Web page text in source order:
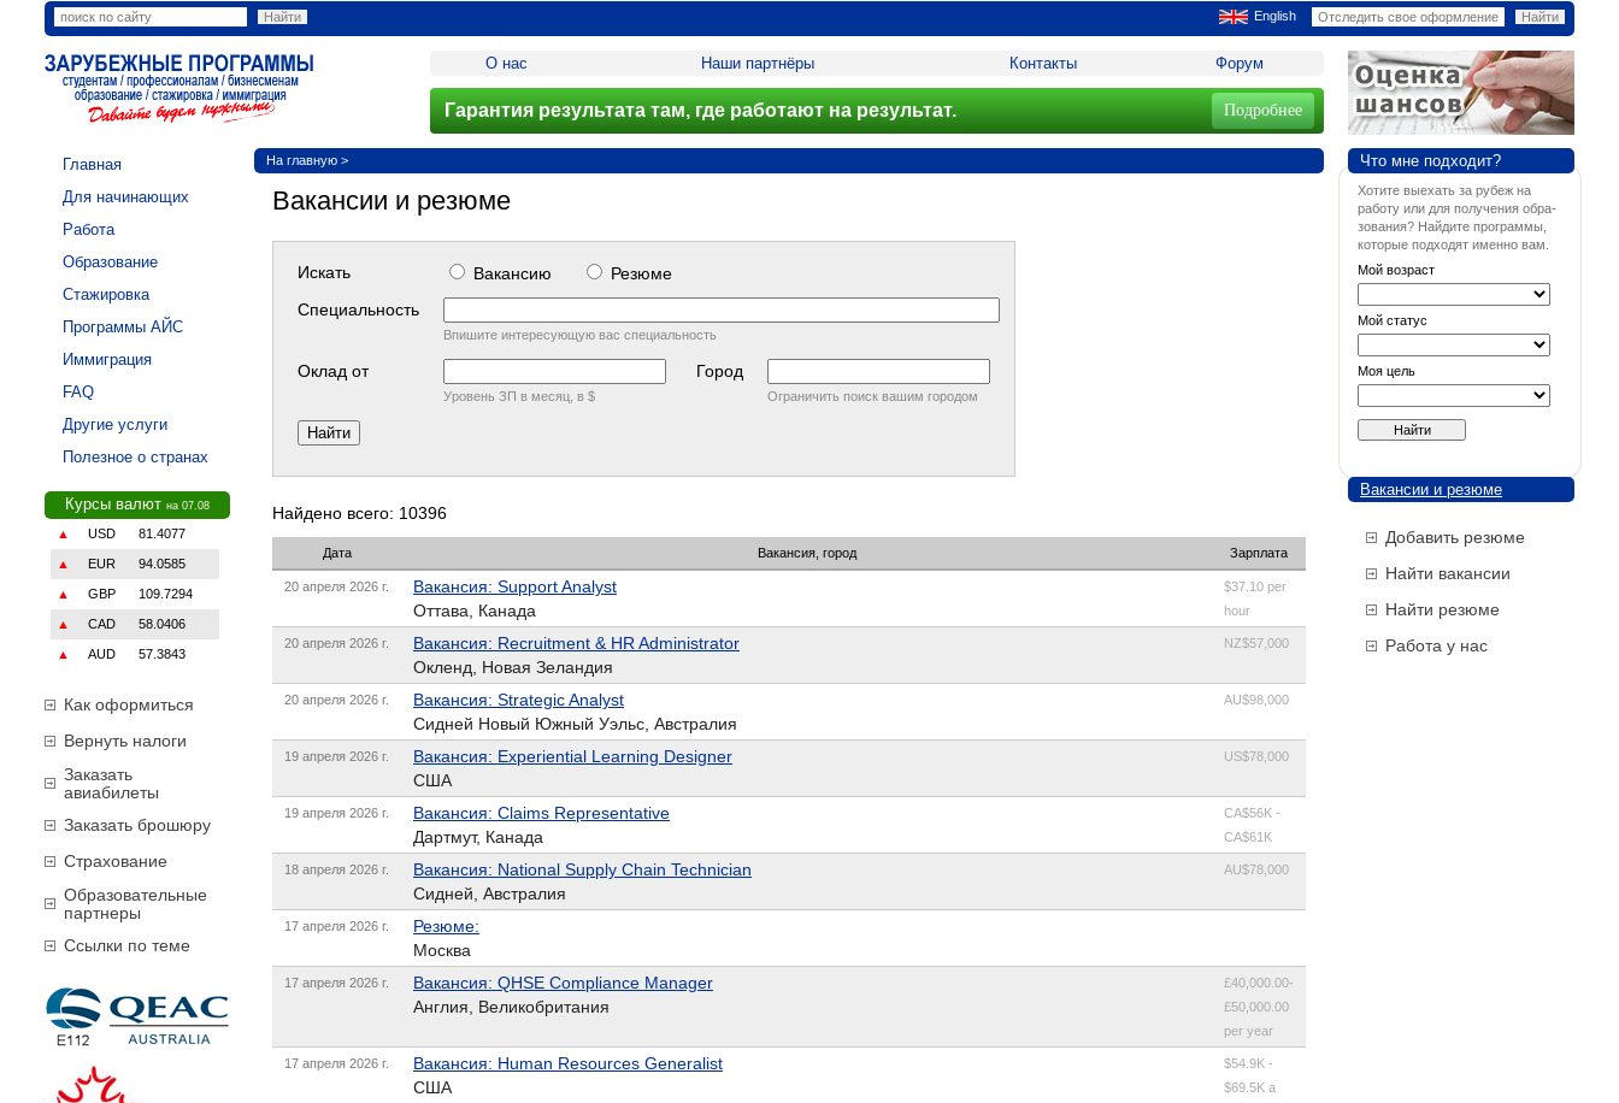
English
О нас Наши партнёры Контакты Форум
Гарантия результата там, где работают на результат. Подробнее
Главная
Для начинающих
Работа
Образование
Стажировка
Программы АЙС
Иммиграция
FAQ
Другие услуги
Полезное о странах
Курсы валют на 07.08
▲ USD 81.4077
▲ EUR 94.0585
▲ GBP 109.7294
▲ CAD 58.0406
▲ AUD 57.3843
Как оформиться
Вернуть налоги
Заказать
авиабилеты
Заказать брошюру
Страхование
Образовательные
партнеры
Ссылки по теме
На главную >
Вакансии и резюме
Искать Вакансию
Резюме
Cпециальность
Впишите интересующую вас специальность
Оклад от
Уровень ЗП в месяц, в $
Город
Ограничить поиск вашим городом
Найдено всего: 10396
Дата Вакансия, город Зарплата
20 апреля 2026 г.
Вакансия: Support Analyst
Оттава, Канада
$37.10 per
hour
20 апреля 2026 г.
Вакансия: Recruitment & HR Administrator
Окленд, Новая Зеландия
NZ$57,000
20 апреля 2026 г.
Вакансия: Strategic Analyst
Сидней Новый Южный Уэльс, Австралия
AU$98,000
19 апреля 2026 г.
Вакансия: Experiential Learning Designer
США
US$78,000
19 апреля 2026 г.
Вакансия: Claims Representative
Дартмут, Канада
CA$56K -
CA$61K
18 апреля 2026 г.
Вакансия: National Supply Chain Technician
Сидней, Австралия
AU$78,000
17 апреля 2026 г.
Резюме:
Москва
17 апреля 2026 г.
Вакансия: QHSE Compliance Manager
Англия, Великобритания
£40,000.00-
£50,000.00
per year
17 апреля 2026 г.
Вакансия: Human Resources Generalist
США
$54.9K -
$69.5K a
Что мне подходит?
Хотите выехать за рубеж на
работу или для получения обра-
зования? Найдите программы,
которые подходят именно вам.
Мой возраст
Мой статус
Моя цель
Вакансии и резюме
Добавить резюме
Найти вакансии
Найти резюме
Работа у нас